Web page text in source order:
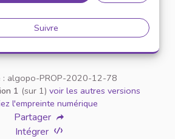
Suivre Accompagnement des
: algopo-PROP-2020-12-78
1 (sur 1) voir les autres versions
l'empreinte numérique
Partager
Intégrer